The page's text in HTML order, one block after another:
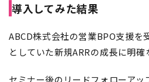
導入してみた結果
ABCD株式会社の営業BPO支援を
としていた新規ARRの成長に明確